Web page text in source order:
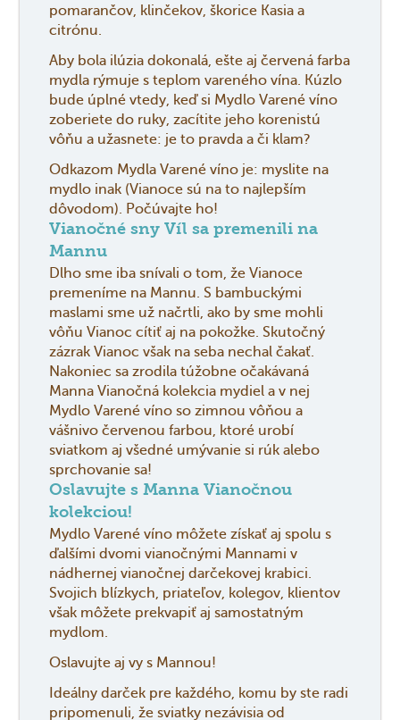
pomarančov, klinčekov, škorice Kasia a
citrónu.
Aby bola ilúzia dokonalá, ešte aj červená farba
mydla rýmuje s teplom vareného vína. Kúzlo
bude úplné vtedy, keď si Mydlo Varené víno
zoberiete do ruky, zacítite jeho korenistú
vôňu a užasnete: je to pravda a či klam?
Odkazom Mydla Varené víno je: myslite na
mydlo inak (Vianoce sú na to najlepším
dôvodom). Počúvajte ho!
Vianočné sny Víl sa premenili na
Mannu
Dlho sme iba snívali o tom, že Vianoce
premeníme na Mannu. S bambuckými
maslami sme už načrtli, ako by sme mohli
vôňu Vianoc cítiť aj na pokožke. Skutočný
zázrak Vianoc však na seba nechal čakať.
Nakoniec sa zrodila túžobne očakávaná
Manna Vianočná kolekcia mydiel a v nej
Mydlo Varené víno so zimnou vôňou a
vášnivo červenou farbou, ktoré urobí
sviatkom aj všedné umývanie si rúk alebo
sprchovanie sa!
Oslavujte s Manna Vianočnou
kolekciou!
Mydlo Varené víno môžete získať aj spolu s
ďalšími dvomi vianočnými Mannami v
nádhernej vianočnej darčekovej krabici.
Svojich blízkych, priateľov, kolegov, klientov
však môžete prekvapiť aj samostatným
mydlom.
Oslavujte aj vy s Mannou!
Ideálny darček pre každého, komu by ste radi
pripomenuli, že sviatky nezávisia od